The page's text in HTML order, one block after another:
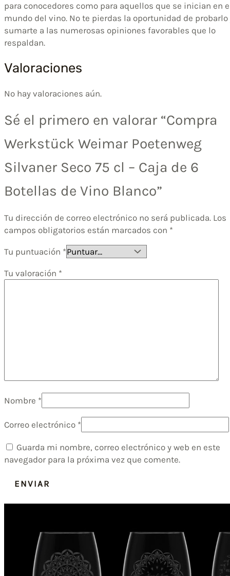
para conocedores como para aquellos que se inician en
mundo del vino. No te pierdas la oportunidad de probarlo
sumarte a las numerosas opiniones favorables que lo
respaldan.
Valoraciones
No hay valoraciones aún.
Sé el primero en valorar “Compra
Werkstück Weimar Poetenweg
Silvaner Seco 75 cl – Caja de 6
Botellas de Vino Blanco”
Tu dirección de correo electrónico no será publicada. Los
campos obligatorios están marcados con *
Tu puntuación *
Tu valoración *
Nombre *
Correo electrónico *
Guarda mi nombre, correo electrónico y web en este
navegador para la próxima vez que comente.